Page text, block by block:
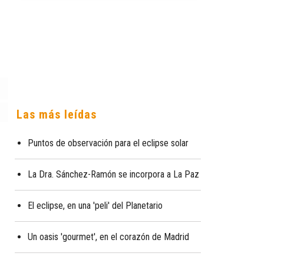
Las más leídas
Puntos de observación para el eclipse solar
La Dra. Sánchez-Ramón se incorpora a La Paz
El eclipse, en una 'peli' del Planetario
Un oasis 'gourmet', en el corazón de Madrid